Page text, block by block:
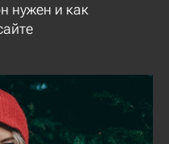
нужен и как